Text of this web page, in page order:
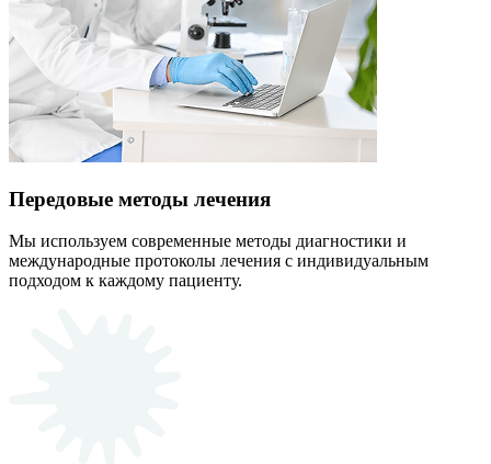
Передовые методы лечения
Мы используем современные методы диагностики и
международные протоколы лечения с индивидуальным
подходом к каждому пациенту.